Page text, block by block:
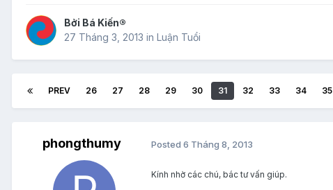
Bởi Bá Kiến®
27 Tháng 3, 2013 in Luận Tuổi
PREV 26 27 28 29 30 31 32 33 34 35
phongthumy Posted 6 Tháng 8, 2013
Kính nhờ các chú, bác tư vấn giúp.